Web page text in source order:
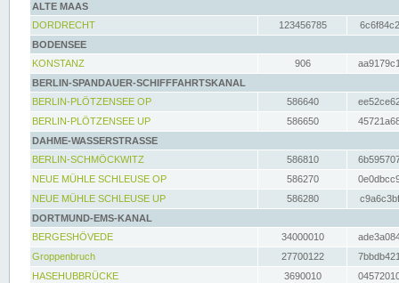
ALTE MAAS
DORDRECHT
123456785
BODENSEE
KONSTANZ
906
BERLIN-SPANDAUER-SCHIFFFAHRTSKANAL
BERLIN-PLÖTZENSEE OP
586640
BERLIN-PLÖTZENSEE UP
586650
DAHME-WASSERSTRASSE
BERLIN-SCHMÖCKWITZ
586810
NEUE MÜHLE SCHLEUSE OP
586270
NEUE MÜHLE SCHLEUSE UP
586280
DORTMUND-EMS-KANAL
BERGESHÖVEDE
34000010
Groppenbruch
27700122
HASEHUBBRÜCKE
3690010